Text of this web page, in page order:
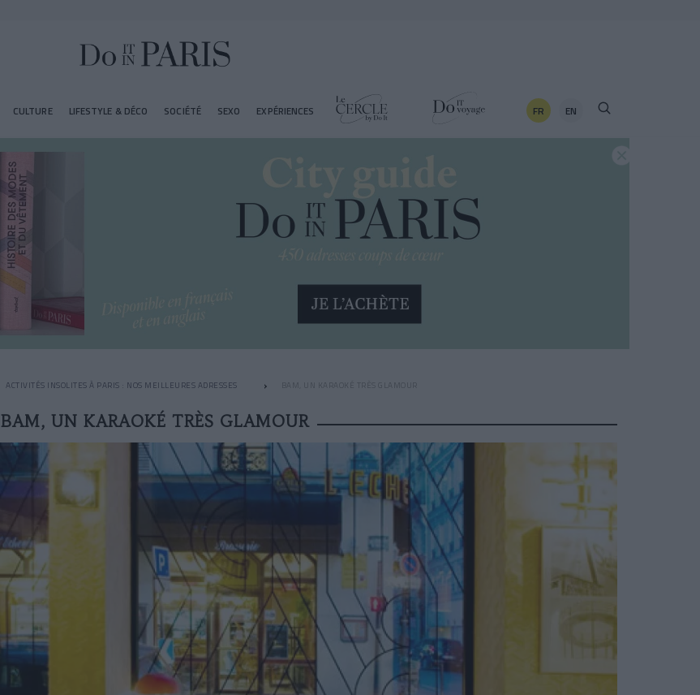
CULTURE LIFESTYLE & DÉCO SOCIÉTÉ SEXO EXPÉRIENCES FR EN
ACTIVITÉS INSOLITES À PARIS : NOS MEILLEURES ADRESSES BAM, UN KARAOKÉ TRÈS GLAMOUR
BAM, UN KARAOKÉ TRÈS GLAMOUR